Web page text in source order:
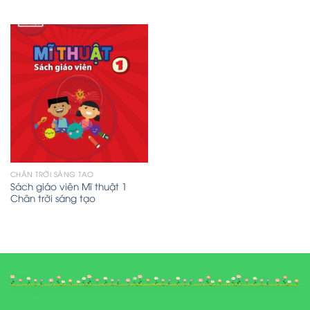
CHÂN TRỜI SÁNG TẠO
Sách giáo viên Mĩ thuật 1
Chân trời sáng tạo